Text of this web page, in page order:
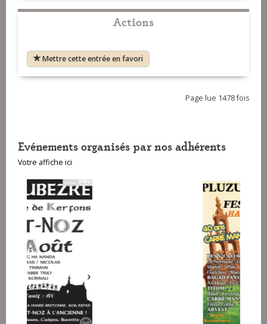
Actions
Mettre cette entrée en favori
Page lue 1478 fois
Evénements organisés par nos adhérents
Votre affiche ici